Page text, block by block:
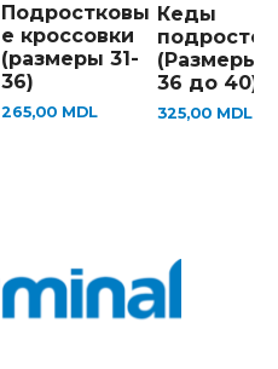
Подростковы
е кроссовки
(размеры 31-
36)
265,00 MDL
Кеды
подросток
(Размеры
36 до 40)
325,00 MDL